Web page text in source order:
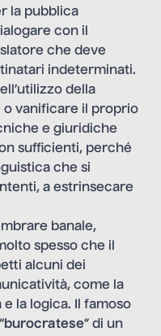
la pubblica
con il
che deve
indeterminati.
della
o vanificare il proprio
e giuridiche
sufficienti, perché
che si
a estrinsecare
banale,
spesso che il
alcuni dei
come la
la logica. Il famoso
burocratese” di un